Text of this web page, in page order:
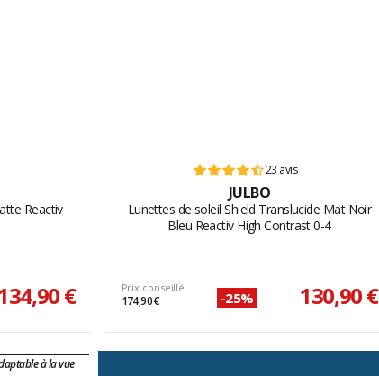
Reactiv
€
23 avis
JULBO
Lunettes de soleil Shield Translucide Mat Noir
Bleu Reactiv High Contrast 0-4
Prix conseillé
174,90 € -25% 130,90 €
à la vue